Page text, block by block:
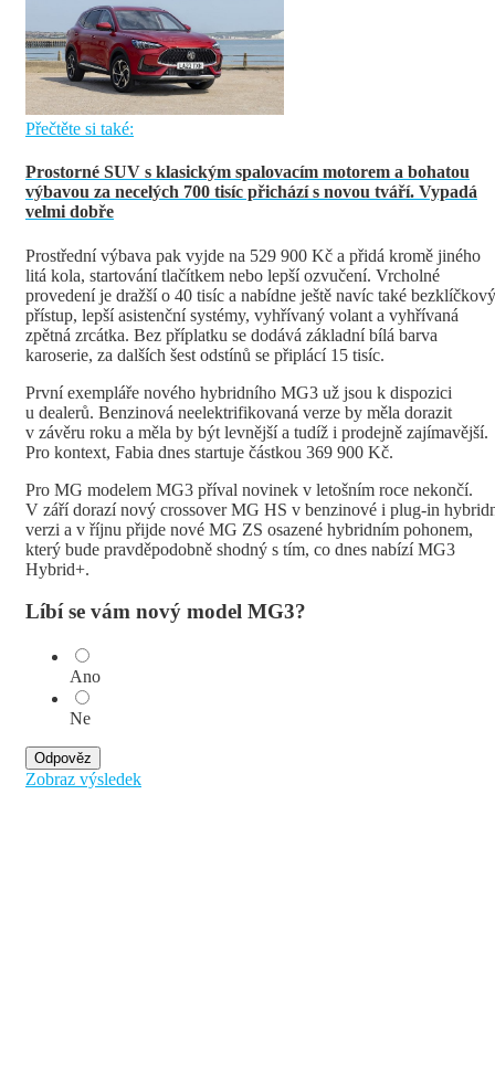
Přečtěte si také:
Prostorné SUV s klasickým spalovacím motorem a bohatou
výbavou za necelých 700 tisíc přichází s novou tváří. Vypadá
velmi dobře
Prostřední výbava pak vyjde na 529 900 Kč a přidá kromě jiného
litá kola, startování tlačítkem nebo lepší ozvučení. Vrcholné
provedení je dražší o 40 tisíc a nabídne ještě navíc také bezklíčkový
přístup, lepší asistenční systémy, vyhřívaný volant a vyhřívaná
zpětná zrcátka. Bez příplatku se dodává základní bílá barva
karoserie, za dalších šest odstínů se připlácí 15 tisíc.
První exempláře nového hybridního MG3 už jsou k dispozici
u dealerů. Benzinová neelektrifikovaná verze by měla dorazit
v závěru roku a měla by být levnější a tudíž i prodejně zajímavější.
Pro kontext, Fabia dnes startuje částkou 369 900 Kč.
Pro MG modelem MG3 příval novinek v letošním roce nekončí.
V září dorazí nový crossover MG HS v benzinové i plug-in
verzi a v říjnu přijde nové MG ZS osazené hybridním pohonem,
který bude pravděpodobně shodný s tím, co dnes nabízí MG3
Hybrid+.
Líbí se vám nový model MG3?
Ano
Ne
Odpověz
Zobraz výsledek